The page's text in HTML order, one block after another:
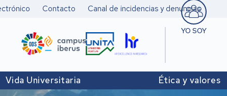
Contacto Canal de incidencias y denuncias
YO SOY
Pers.
Vida Universitaria Ética y valores